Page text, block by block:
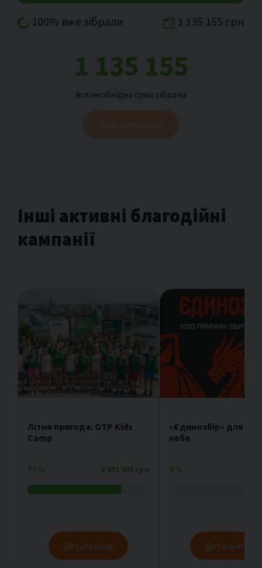
100% вже зібрали 1 135 155 грн
1 135 155
вся необхідна сума зібрана
Інші активні благодійні
кампанії
Літня пригода: OTP Kids
Camp
77 % 5 001 200 грн
Детальніше
«Єдинозбір» для
неба
0 %
Детальніше